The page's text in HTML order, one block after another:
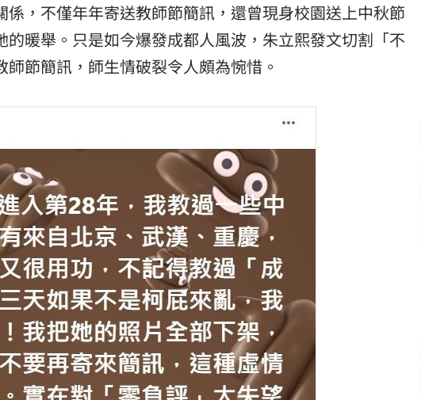
，不僅年年寄送教師節簡訊，還曾現身校園送上中秋節
暖舉。只是如今爆發成都人風波，朱立熙發文切割「不
節簡訊，師生情破裂令人頗為惋惜。